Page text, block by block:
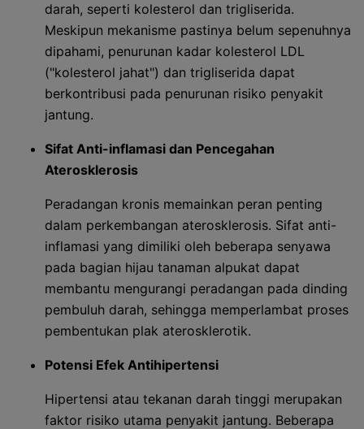
darah, seperti kolesterol dan trigliserida.
Meskipun mekanisme pastinya belum sepenuhnya
dipahami, penurunan kadar kolesterol LDL
("kolesterol jahat") dan trigliserida dapat
berkontribusi pada penurunan risiko penyakit
jantung.
Sifat Anti-inflamasi dan Pencegahan
Aterosklerosis
Peradangan kronis memainkan peran penting
dalam perkembangan aterosklerosis. Sifat anti-
inflamasi yang dimiliki oleh beberapa senyawa
pada bagian hijau tanaman alpukat dapat
membantu mengurangi peradangan pada dinding
pembuluh darah, sehingga memperlambat proses
pembentukan plak aterosklerotik.
Potensi Efek Antihipertensi
Hipertensi atau tekanan darah tinggi merupakan
faktor risiko utama penyakit jantung. Beberapa